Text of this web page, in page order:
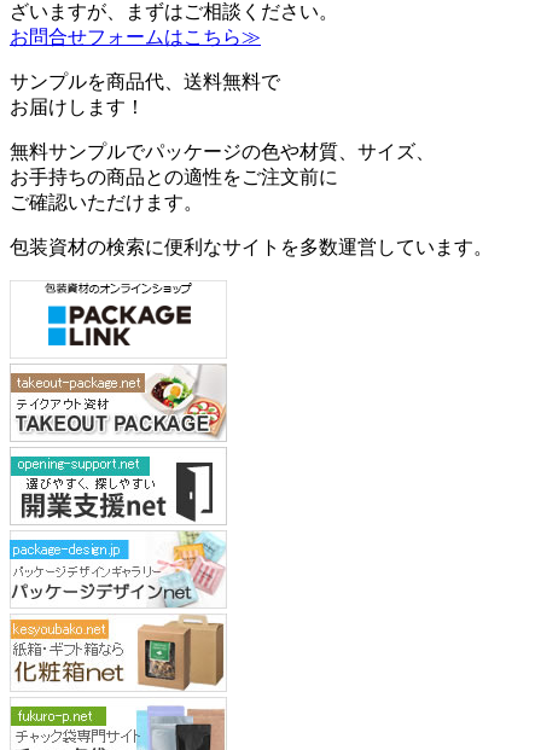
ざいますが、まずはご相談ください。
お問合せフォームはこちら≫
サンプルを商品代、送料無料で
お届けします！
無料サンプルでパッケージの色や材質、サイズ、
お手持ちの商品との適性をご注文前に
ご確認いただけます。
包装資材の検索に便利なサイトを多数運営しています。